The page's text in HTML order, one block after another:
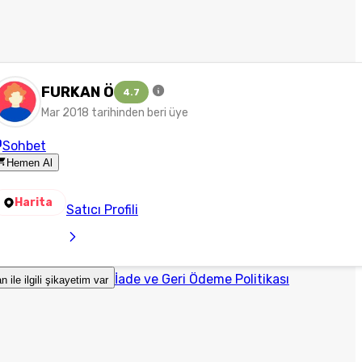
FURKAN Ö 4.7
Mar 2018 tarihinden beri üye
Sohbet
Hemen Al
Harita Satıcı Profili
ile ilgili şikayetim var İade ve Geri Ödeme Politikası